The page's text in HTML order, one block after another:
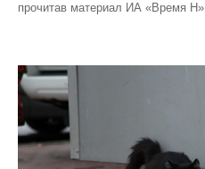
прочитав материал ИА «Время